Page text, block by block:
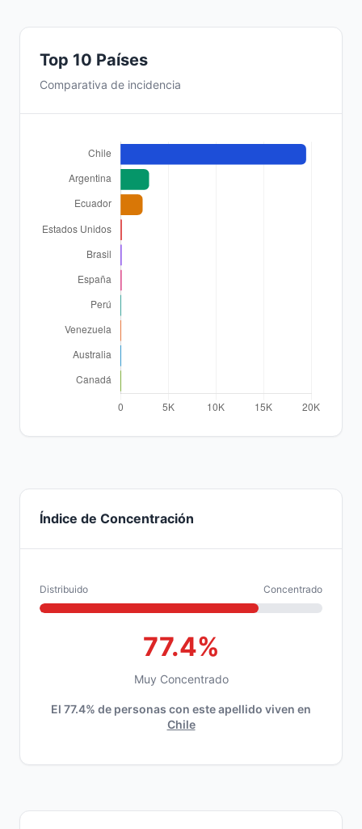
Top 10 Países
Comparativa de incidencia
Índice de Concentración
Distribuido Concentrado
77.4%
Muy Concentrado
El 77.4% de personas con este apellido viven en
Chile